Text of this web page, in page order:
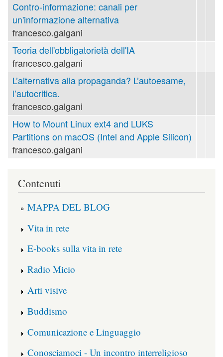
Contro-informazione: canali per
un'informazione alternativa
francesco.galgani
Teoria dell'obbligatorietà dell'IA
francesco.galgani
L’alternativa alla propaganda? L’autoesame,
l’autocritica.
francesco.galgani
How to Mount Linux ext4 and LUKS
Partitions on macOS (Intel and Apple Silicon)
francesco.galgani
Contenuti
MAPPA DEL BLOG
Vita in rete
E-books sulla vita in rete
Radio Micio
Arti visive
Buddismo
Comunicazione e Linguaggio
Conosciamoci - Un incontro interreligioso